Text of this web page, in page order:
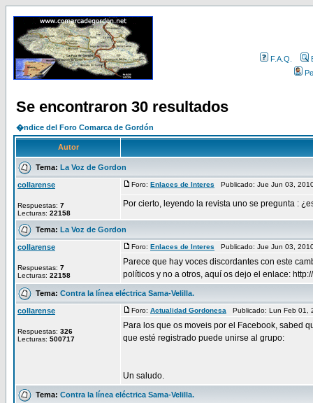
F.A.Q.
Se encontraron 30 resultados
�ndice del Foro Comarca de Gordón
Autor
Tema: La Voz de Gordon
collarense
Respuestas: 7
Lecturas: 22158
Foro: Enlaces de Interes Publicado: Jue Jun 03,
Por cierto, leyendo la revista uno se pregunta :
Tema: La Voz de Gordon
collarense
Respuestas: 7
Lecturas: 22158
Foro: Enlaces de Interes Publicado: Jue Jun 03,
Parece que hay voces discordantes con este
políticos y no a otros, aquí os dejo el enlace:
Tema: Contra la línea eléctrica Sama-Velilla.
collarense
Respuestas: 326
Lecturas: 500717
Foro: Actualidad Gordonesa Publicado: Lun Feb
Para los que os moveis por el Facebook, sabed
que esté registrado puede unirse al grupo:
Un saludo.
Tema: Contra la línea eléctrica Sama-Velilla.